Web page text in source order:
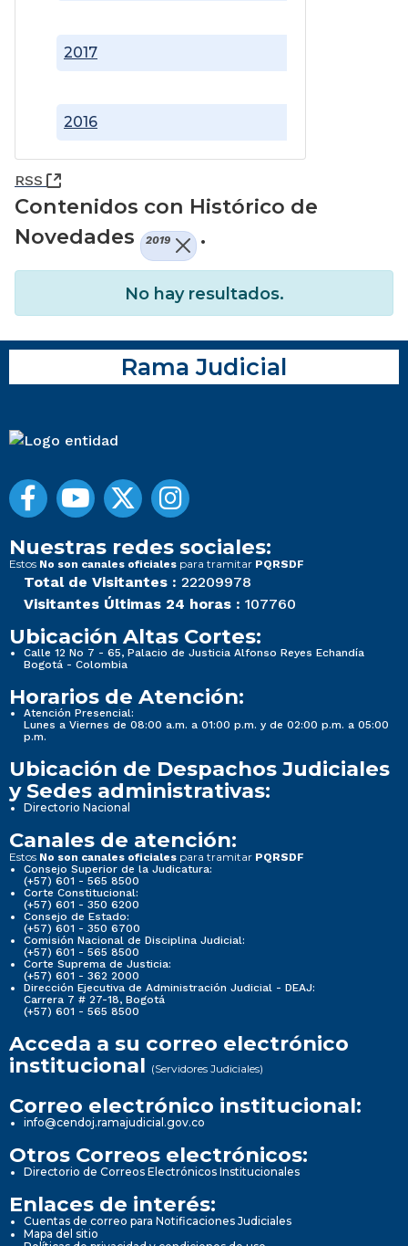
2016
2017
RSS (Abre una nueva ventana)
Contenidos con Histórico de
Novedades
2019 .
No hay resultados.
Rama Judicial
Nuestras redes sociales:
Estos No son canales oficiales para tramitar PQRSDF
Total de Visitantes : 22209978
Visitantes Últimas 24 horas : 107760
Ubicación Altas Cortes:
Calle 12 No 7 - 65, Palacio de Justicia Alfonso Reyes Echandía
Bogotá - Colombia
Horarios de Atención:
Atención Presencial:
Lunes a Viernes de 08:00 a.m. a 01:00 p.m. y de 02:00 p.m. a 05:00
p.m.
Ubicación de Despachos Judiciales
y Sedes administrativas:
Directorio Nacional
Canales de atención:
Estos No son canales oficiales para tramitar PQRSDF
Consejo Superior de la Judicatura:
(+57) 601 - 565 8500
Corte Constitucional:
(+57) 601 - 350 6200
Consejo de Estado:
(+57) 601 - 350 6700
Comisión Nacional de Disciplina Judicial:
(+57) 601 - 565 8500
Corte Suprema de Justicia:
(+57) 601 - 362 2000
Dirección Ejecutiva de Administración Judicial - DEAJ:
Carrera 7 # 27-18, Bogotá
(+57) 601 - 565 8500
Acceda a su correo electrónico
institucional (Servidores Judiciales)
Correo electrónico institucional:
info@cendoj.ramajudicial.gov.co
Otros Correos electrónicos:
Directorio de Correos Electrónicos Institucionales
Enlaces de interés:
Cuentas de correo para Notificaciones Judiciales
Mapa del sitio